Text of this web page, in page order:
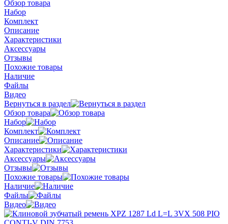
Обзор товара
Набор
Комплект
Описание
Характеристики
Аксессуары
Отзывы
Похожие товары
Наличие
Файлы
Видео
Вернуться в раздел
Обзор товара
Набор
Комплект
Описание
Характеристики
Аксессуары
Отзывы
Похожие товары
Наличие
Файлы
Видео